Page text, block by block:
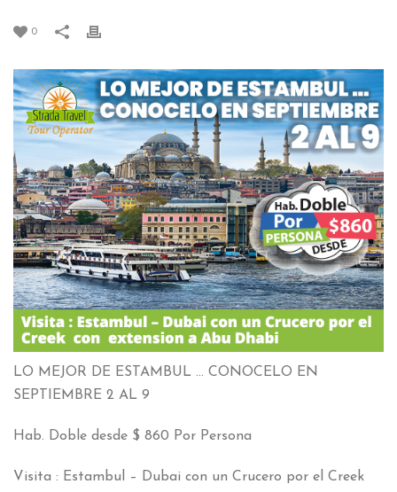
0
LO MEJOR DE ESTAMBUL … CONOCELO EN
SEPTIEMBRE 2 AL 9
Hab. Doble desde $ 860 Por Persona
Visita : Estambul – Dubai con un Crucero por el Creek